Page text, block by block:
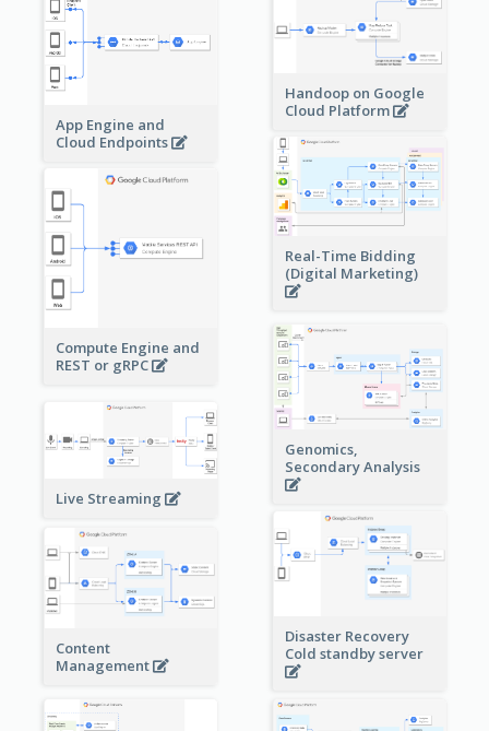
App Engine and
Cloud Endpoints
Handoop on Google
Cloud Platform
Real-Time Bidding
(Digital Marketing)
Compute Engine and
REST or gRPC
Genomics,
Secondary Analysis
Live Streaming
Disaster Recovery
Cold standby server
Content
Management